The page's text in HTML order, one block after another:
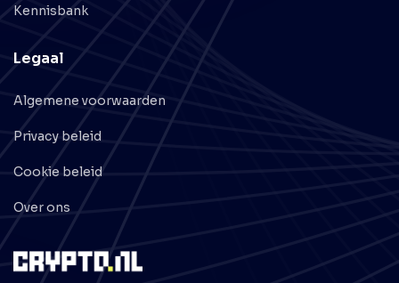
Kennisbank
Legaal
Algemene voorwaarden
Privacy beleid
Cookie beleid
Over ons